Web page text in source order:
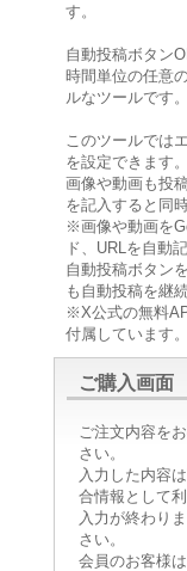
す。
自動投稿ボタン
時間単位の任意
ルなツールです。
このツールでは
を設定できます。
画像や動画も投
を記入すると同
※画像や動画を
ド、URLを自動
自動投稿ボタン
も自動投稿を継
※X公式の無料
付属しています。
ご購入画面
ご注文内容を
さい。
入力した内容
合情報として
入力が終わり
さい。
会員のお客様